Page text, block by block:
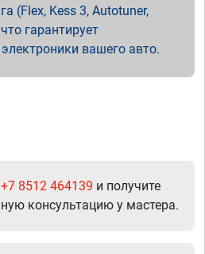
(Flex, Kess 3, Autotuner,
гарантирует
вашего авто.
+7 8512 464139 и получите
консультацию у мастера.